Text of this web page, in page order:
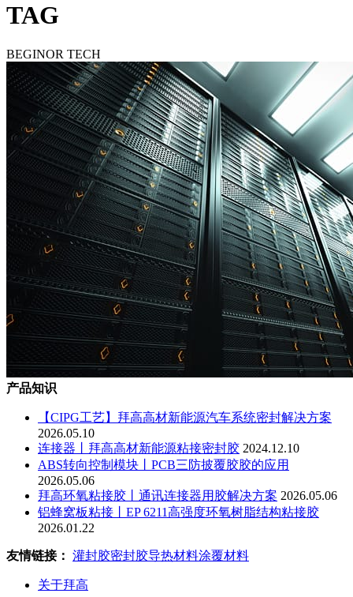
TAG
BEGINOR TECH
产品知识
【CIPG工艺】拜高高材新能源汽车系统密封解决方案
2026.05.10
连接器丨拜高高材新能源粘接密封胶 2024.12.10
ABS转向控制模块丨PCB三防披覆胶胶的应用
2026.05.06
拜高环氧粘接胶丨通讯连接器用胶解决方案 2026.05.06
铝蜂窝板粘接丨EP 6211高强度环氧树脂结构粘接胶
2026.01.22
友情链接： 灌封胶密封胶导热材料涂覆材料
关于拜高